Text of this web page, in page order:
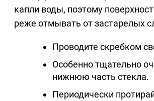
капли воды, поэтому
реже отмывать от застарелых
Проводите скребком
Особенно тщательно
нижнюю часть стекла.
Периодически